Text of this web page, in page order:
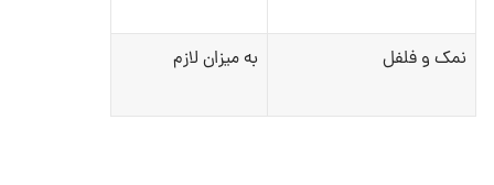
نمک و فلفل به میزان لازم